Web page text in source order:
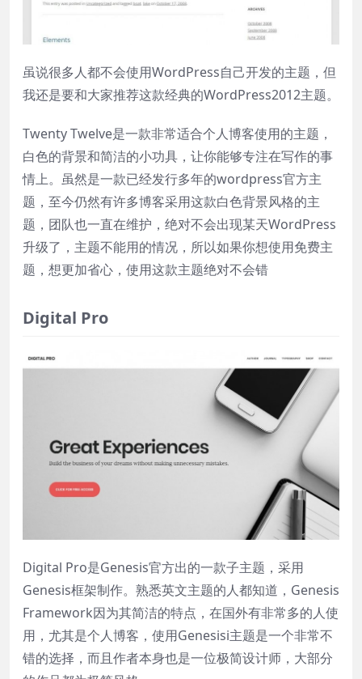
虽说很多人都不会使用WordPress自己开发的主题，但
我还是要和大家推荐这款经典的WordPress2012主题。
Twenty Twelve是一款非常适合个人博客使用的主题，
白色的背景和简洁的小功具，让你能够专注在写作的事
情上。虽然是一款已经发行多年的wordpress官方主
题，至今仍然有许多博客采用这款白色背景风格的主
题，团队也一直在维护，绝对不会出现某天WordPress
升级了，主题不能用的情况，所以如果你想使用免费主
题，想更加省心，使用这款主题绝对不会错
Digital Pro
Digital Pro是Genesis官方出的一款子主题，采用
Genesis框架制作。熟悉英文主题的人都知道，Genesis
Framework因为其简洁的特点，在国外有非常多的人使
用，尤其是个人博客，使用Genesisi主题是一个非常不
错的选择，而且作者本身也是一位极简设计师，大部分